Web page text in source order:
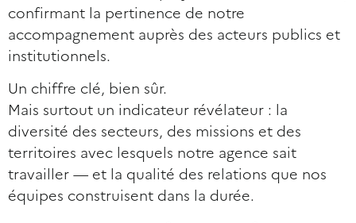
confirmant la pertinence de notre
accompagnement auprès des acteurs publics et
institutionnels.
Un chiffre clé, bien sûr.
Mais surtout un indicateur révélateur : la
diversité des secteurs, des missions et des
territoires avec lesquels notre agence sait
travailler — et la qualité des relations que nos
équipes construisent dans la durée.